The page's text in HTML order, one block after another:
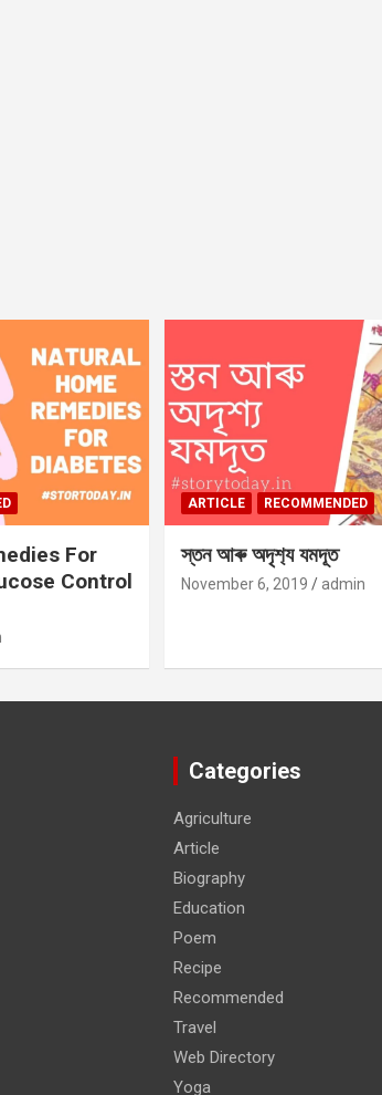
For
Control
ARTICLE RECOMMENDED
স্তন আৰু অদৃশ‍্য যমদূত
November 6, 2019 admin
Categories
Agriculture
Article
Biography
Education
Poem
Recipe
Recommended
Travel
Web Directory
Yoga